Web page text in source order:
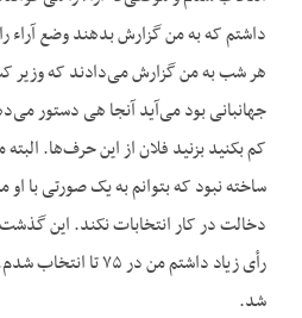
داشتم که به من گزارش بدهند وضع آراء
هر شب به من گزارش می‌دادند که وزیر
جهانبانی بود می‌آید آنجا هی دستور
کم بکنید بزنید فلان از این حرف‌ها.
ساخته نبود که بتوانم به یک صورتی با او
دخالت در کار انتخابات نکند. این
شد.